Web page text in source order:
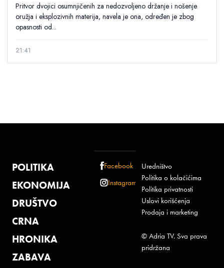
Pritvor dvojici osumnjičenih za nedozvoljeno držanje i nošenje
oružja i eksplozivnih materija, navela je ona, određen je zbog
opasnosti od...
21:41
POLITIKA
EKONOMIJA
DRUŠTVO
CRNA
HRONIKA
ZABAVA
Facebook
Instagram
Uredništvo
Politika o kolačićima
Politika privatnosti
Uslovi korišćenja
Prodaja i marketing
© Adria TV. Sva prava
pridržana